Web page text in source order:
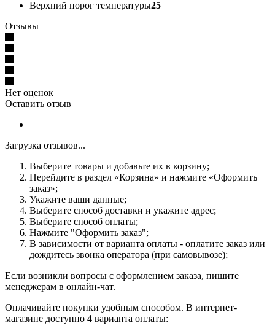
Верхний порог температуры25
Отзывы
Нет оценок
Оставить отзыв
Загрузка отзывов...
Выберите товары и добавьте их в корзину;
Перейдите в раздел «Корзина» и нажмите «Оформить
заказ»;
Укажите ваши данные;
Выберите способ доставки и укажите адрес;
Выберите способ оплаты;
Нажмите "Оформить заказ";
В зависимости от варианта оплаты - оплатите заказ или
дождитесь звонка оператора (при самовывозе);
Если возникли вопросы с оформлением заказа, пишите
менеджерам в онлайн-чат.
Оплачивайте покупки удобным способом. В интернет-
магазине доступно 4 варианта оплаты: